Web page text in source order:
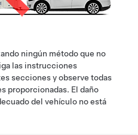
ningún método que no
las instrucciones
secciones y observe todas
proporcionadas. El daño
del vehículo no está